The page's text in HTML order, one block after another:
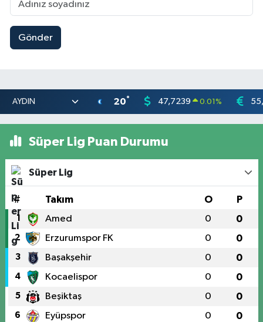
Gönder
20° 47,7239 0.01 %
Süper Lig Puan Durumu
Süper Lig
# Takım O P
1 Amed 0 0
2 Erzurumspor FK 0 0
3 Başakşehir 0 0
4 Kocaelispor 0 0
5 Beşiktaş 0 0
6 Eyüpspor 0 0